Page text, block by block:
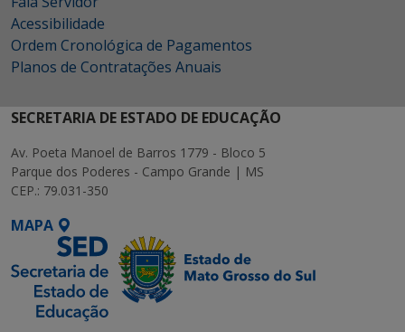
Acessibilidade
Ordem Cronológica de Pagamentos
Planos de Contratações Anuais
SECRETARIA DE ESTADO DE EDUCAÇÃO
Av. Poeta Manoel de Barros 1779 - Bloco 5
Parque dos Poderes - Campo Grande | MS
CEP.: 79.031-350
MAPA